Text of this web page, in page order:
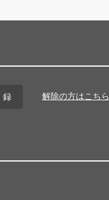
解除の方はこちら